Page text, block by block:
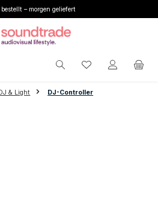
bestellt – morgen geliefert
Du hast 0
& Light DJ-Controller